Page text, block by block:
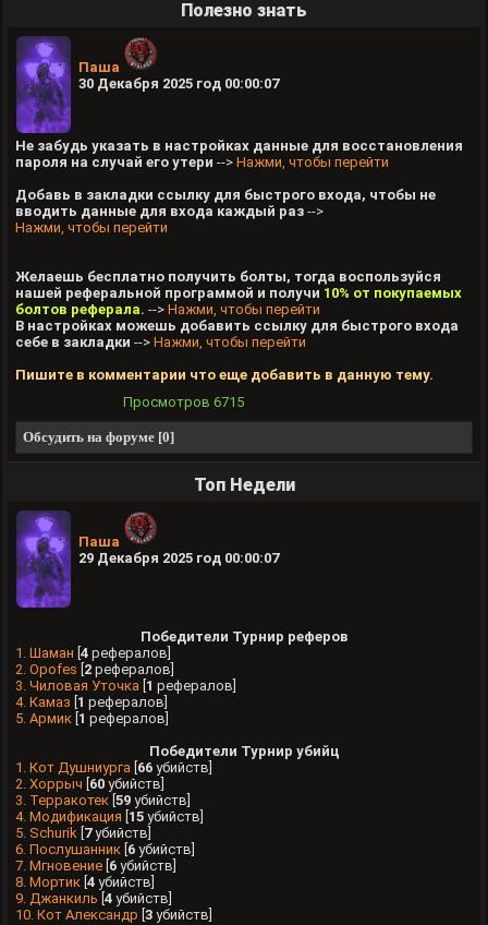
Полезно знать
Паша
30 Декабря 2025 год 00:00:07
Не забудь указать в настройках данные для восстановления
пароля на случай его утери --> Нажми, чтобы перейти
Добавь в закладки ссылку для быстрого входа, чтобы не
вводить данные для входа каждый раз -->
Нажми, чтобы перейти
Желаешь бесплатно получить болты, тогда воспользуйся
нашей реферальной программой и получи 10% от покупаемых
болтов реферала. --> Нажми, чтобы перейти
В настройках можешь добавить ссылку для быстрого входа
себе в закладки --> Нажми, чтобы перейти
Пишите в комментарии что еще добавить в данную тему.
Просмотров 6715
Обсудить на форуме [0]
Топ Недели
Паша
29 Декабря 2025 год 00:00:07
Победители Турнир реферов
1. Шамaн 4 рефералов]
2. Opofes 2 рефералов]
3. Чиловая Уточка 1 рефералов]
4. Камаз 1 рефералов]
5. Армик 1 рефералов]
Победители Турнир убийц
1. Кот Душниурга 66 убийств]
2. Хоррыч 60 убийств]
3. Терракотек 59 убийств]
4. Модификация 15 убийств]
5. Schurik 7убийств]
6. Послушанник 6 убийств]
7. Мгновение 6 убийств]
8. Мортик 4 убийств]
9. Джанкиль 4 убийств]
10. Кот Александр 3 убийств]